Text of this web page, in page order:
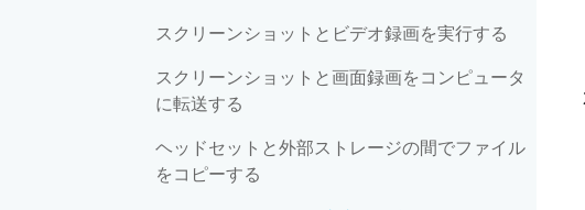
スクリーンショットとビデオ録画を実行する
スクリーンショットと画面録画をコンピュータ
に転送する
ヘッドセットと外部ストレージの間でファイル
をコピーする